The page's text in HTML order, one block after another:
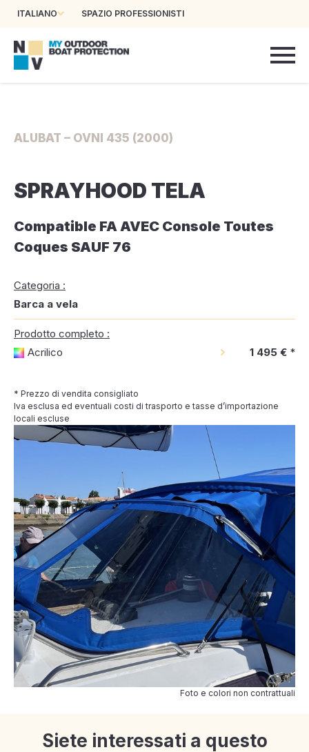
ITALIANO SPAZIO PROFESSIONISTI
ALUBAT – OVNI 435 (2000)
SPRAYHOOD TELA
Compatible FA AVEC Console Toutes
Coques SAUF 76
Categoria :
Barca a vela
Prodotto completo :
Acrilico
1 495 € *
* Prezzo di vendita consigliato
Iva esclusa ed eventuali costi di trasporto e tasse d’importazione
locali escluse
Foto e colori non contrattuali
Siete interessati a questo